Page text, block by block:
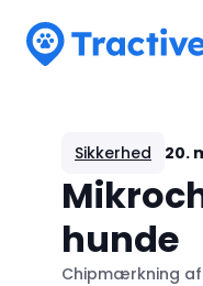
Sikkerhed 20.
hunde
Chipmærkning